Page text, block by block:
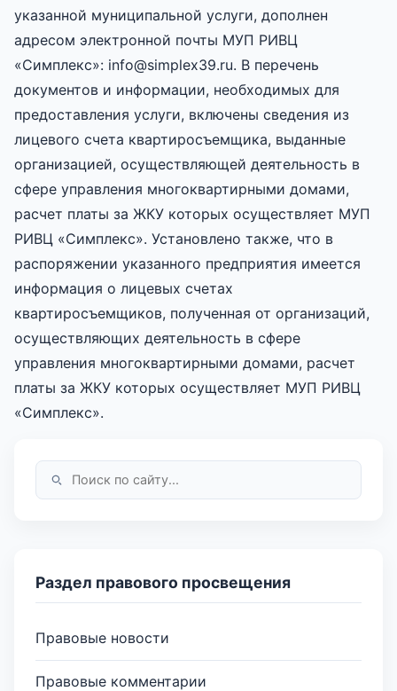
указанной муниципальной услуги, дополнен
адресом электронной почты МУП РИВЦ
«Симплекс»: info@simplex39.ru. В перечень
документов и информации, необходимых для
предоставления услуги, включены сведения из
лицевого счета квартиросъемщика, выданные
организацией, осуществляющей деятельность в
сфере управления многоквартирными домами,
расчет платы за ЖКУ которых осуществляет МУП
РИВЦ «Симплекс». Установлено также, что в
распоряжении указанного предприятия имеется
информация о лицевых счетах
квартиросъемщиков, полученная от организаций,
осуществляющих деятельность в сфере
управления многоквартирными домами, расчет
платы за ЖКУ которых осуществляет МУП РИВЦ
«Симплекс».
Раздел правового просвещения
Правовые новости
Правовые комментарии